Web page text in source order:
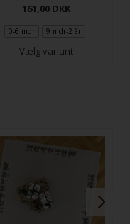
161,00 DKK
0-6 mdr 9 mdr-2 år
Vælg variant